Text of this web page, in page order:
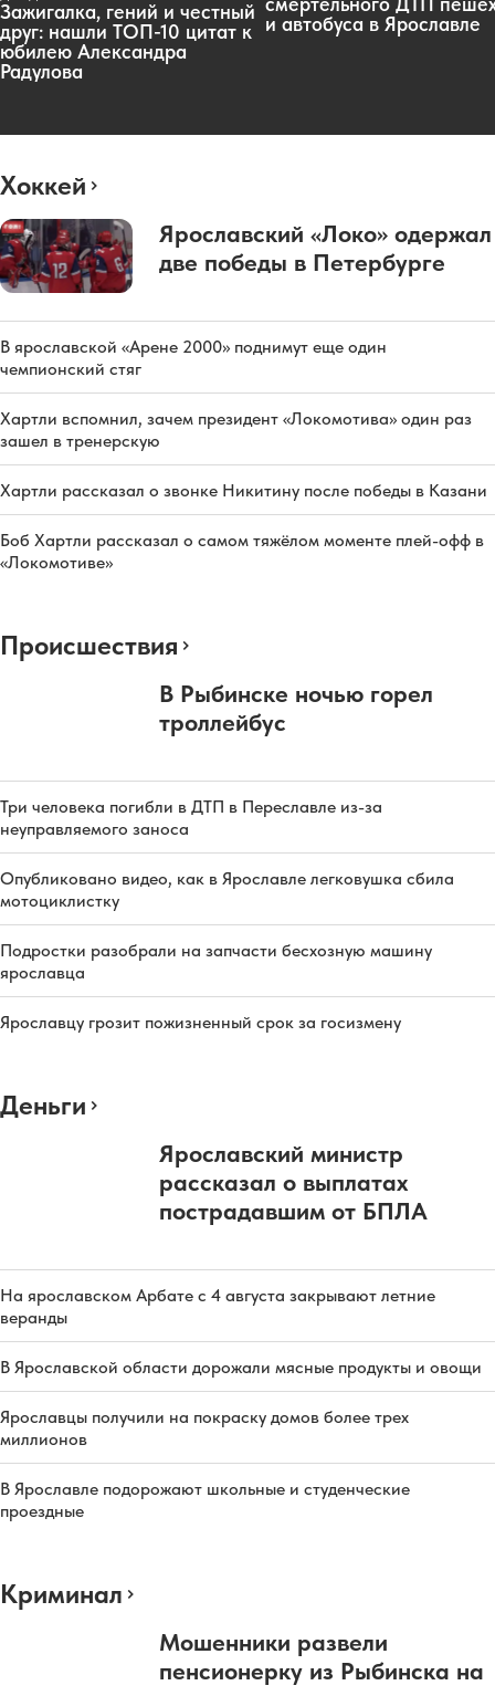
Зажигалка, гений и честный
друг: нашли ТОП-10 цитат к
юбилею Александра
Радулова
и автобуса в Ярославле
Хоккей
Ярославский «Локо» одержал
две победы в Петербурге
В ярославской «Арене 2000» поднимут еще один
чемпионский стяг
Хартли вспомнил, зачем президент «Локомотива» один раз
зашел в тренерскую
Хартли рассказал о звонке Никитину после победы в Казани
Боб Хартли рассказал о самом тяжёлом моменте плей-офф в
«Локомотиве»
Происшествия
В Рыбинске ночью горел
троллейбус
Три человека погибли в ДТП в Переславле из-за
неуправляемого заноса
Опубликовано видео, как в Ярославле легковушка сбила
мотоциклистку
Подростки разобрали на запчасти бесхозную машину
ярославца
Ярославцу грозит пожизненный срок за госизмену
Деньги
Ярославский министр
рассказал о выплатах
пострадавшим от БПЛА
На ярославском Арбате с 4 августа закрывают летние
веранды
В Ярославской области дорожали мясные продукты и овощи
Ярославцы получили на покраску домов более трех
миллионов
В Ярославле подорожают школьные и студенческие
проездные
Криминал
Мошенники развели
пенсионерку из Рыбинска на